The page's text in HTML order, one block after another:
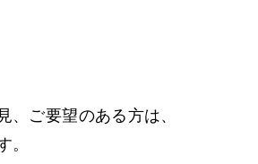
、 ご要望のある方は、
。